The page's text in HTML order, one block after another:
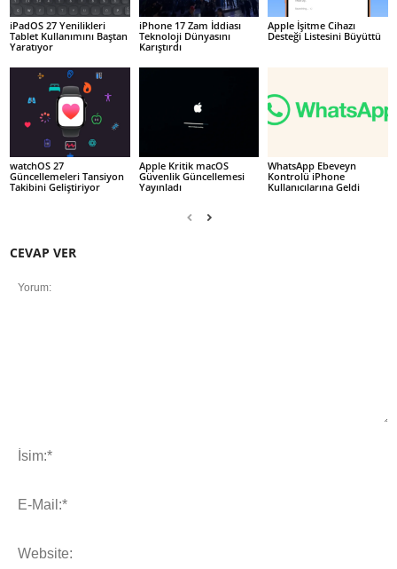
iPadOS 27 Yenilikleri
Tablet Kullanımını Baştan
Yaratıyor
iPhone 17 Zam İddiası
Teknoloji Dünyasını
Karıştırdı
Apple İşitme Cihazı
Desteği Listesini Büyüttü
watchOS 27
Güncellemeleri Tansiyon
Takibini Geliştiriyor
Apple Kritik macOS
Güvenlik Güncellemesi
Yayınladı
WhatsApp Ebeveyn
Kontrolü iPhone
Kullanıcılarına Geldi
CEVAP VER